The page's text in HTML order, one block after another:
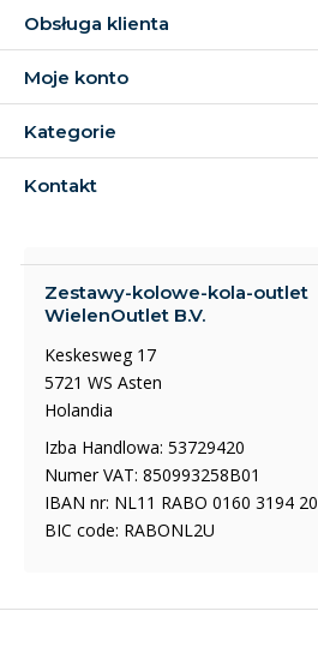
Obsługa klienta
Moje konto
Kategorie
Kontakt
Zestawy-kolowe-kola-outlet
WielenOutlet B.V.
Keskesweg 17
5721 WS Asten
Holandia
Izba Handlowa: 53729420
Numer VAT: 850993258B01
IBAN nr: NL11 RABO 0160 3194 20
BIC code: RABONL2U